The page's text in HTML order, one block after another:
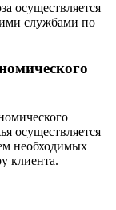
осуществляется
службами по
осуществляется
необходимых
клиента.